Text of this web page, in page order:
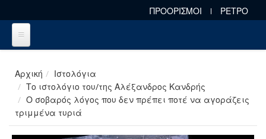
ΠΡΟΟΡΙΣΜΟΙ ΡΕΤΡΟ
Αρχική
Ιστολόγια
Το ιστολόγιο του/της Αλέξανδρος Κανδρής
Ο σοβαρός λόγος που δεν πρέπει ποτέ να αγοράζεις
τριμμένα τυριά